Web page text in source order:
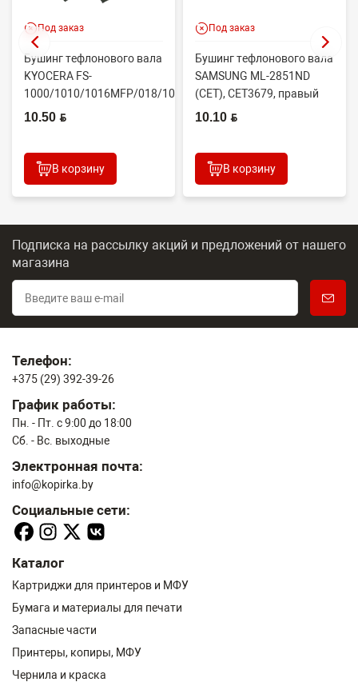
Под заказ
Бушинг тефлонового вала
KYOCERA FS-
1000/1010/1016MFP/018/1020/1030D
(CET), CET4313B, ...
10.50 BYN
В корзину
Под заказ
Бушинг тефлонового вала
SAMSUNG ML-2851ND
(CET), CET3679, правый
JC61-02335A
10.10 BYN
В корзину
Подписка на рассылку акций и предложений от нашего
магазина
Телефон:
+375 (29) 392-39-26
График работы:
Пн. - Пт. с 9:00 до 18:00
Сб. - Вс. выходные
Электронная почта:
info@kopirka.by
Социальные сети:
Каталог
Картриджи для принтеров и МФУ
Бумага и материалы для печати
Запасные части
Принтеры, копиры, МФУ
Чернила и краска